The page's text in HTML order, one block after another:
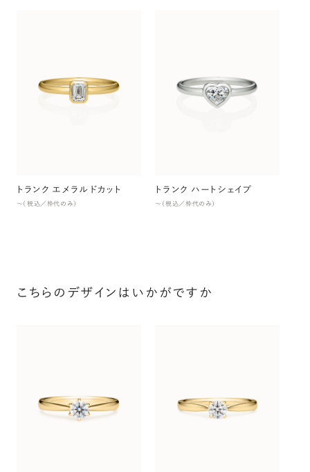
トランク エメラルドカット
〜（税込／枠代のみ）
トランク ハートシェイプ
〜（税込／枠代のみ）
こちらのデザインはいかがですか